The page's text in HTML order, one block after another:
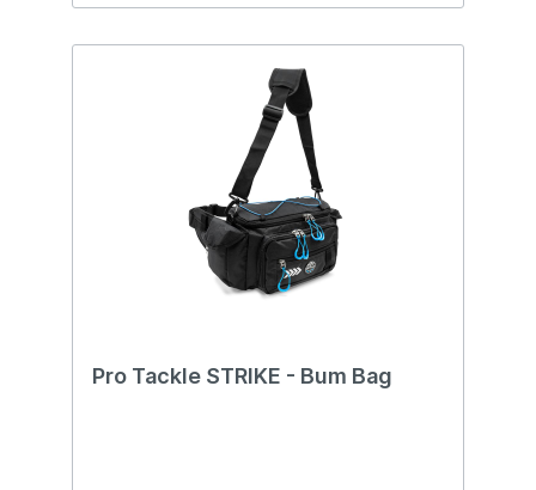
Pro Tackle STRIKE - Bum Bag